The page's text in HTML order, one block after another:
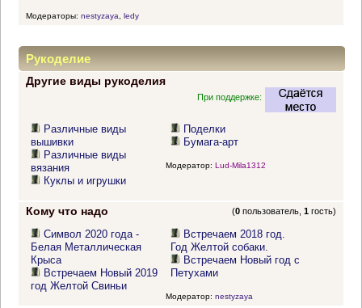
Модераторы: nestyzaya ledy
Рукоделие
Другие виды рукоделия
При поддержке:
Различные виды
вышивки
Различные виды
вязания
Куклы и игрушки
Поделки
Бумага-арт
Модератор: Lud-Mila1312
Кому что надо (0 пользователь,1 гость)
Символ 2020 года -
Белая Металлическая
Крыса
Встречаем Новый 2019
год Желтой Свиньи
Встречаем 2018 год.
Год Желтой собаки.
Встречаем Новый год с
Петухами
Модератор: nestyzaya